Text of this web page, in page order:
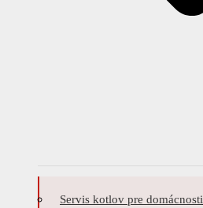
Servis kotlov pre domácnosti